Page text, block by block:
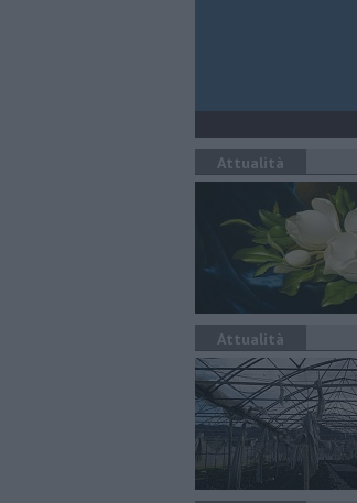
Attualità
Attualità